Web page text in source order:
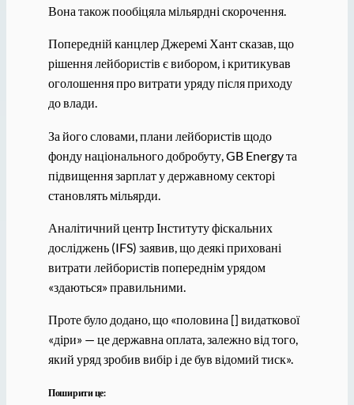
Вона також пообіцяла мільярдні скорочення.
Попередній канцлер Джеремі Хант сказав, що
рішення лейбористів є вибором, і критикував
оголошення про витрати уряду після приходу
до влади.
За його словами, плани лейбористів щодо
фонду національного добробуту, GB Energy та
підвищення зарплат у державному секторі
становлять мільярди.
Аналітичний центр Інституту фіскальних
досліджень (IFS) заявив, що деякі приховані
витрати лейбористів попереднім урядом
«здаються» правильними.
Проте було додано, що «половина [] видаткової
«діри» — це державна оплата, залежно від того,
який уряд зробив вибір і де був відомий тиск».
Поширити це: